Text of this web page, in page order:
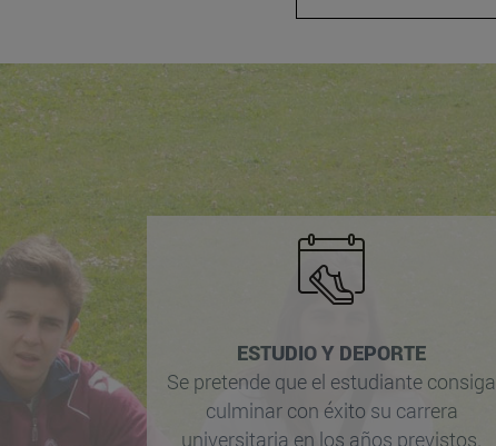
ESTUDIO Y DEPORTE
Se pretende que el estudiante consiga
culminar con éxito su carrera
universitaria en los años previstos.